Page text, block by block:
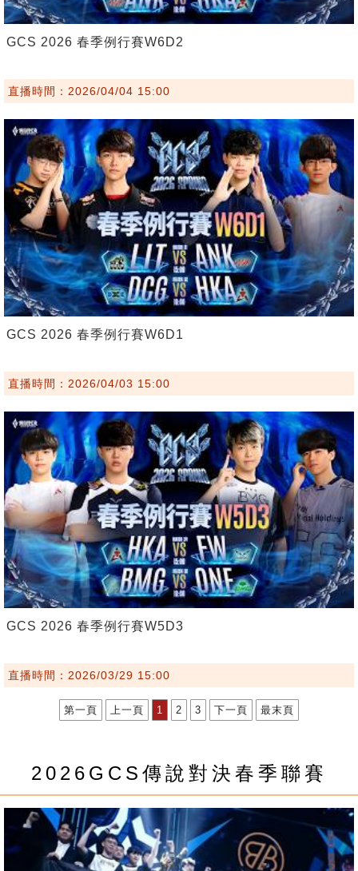
GCS 2026 春季例行賽W6D2
直播時間：2026/04/04 15:00
GCS 2026 春季例行賽W6D1
直播時間：2026/04/03 15:00
GCS 2026 春季例行賽W5D3
直播時間：2026/03/29 15:00
第一頁 上一頁 1 2 3 下一頁 最末頁
2026GCS傳說對決春季聯賽